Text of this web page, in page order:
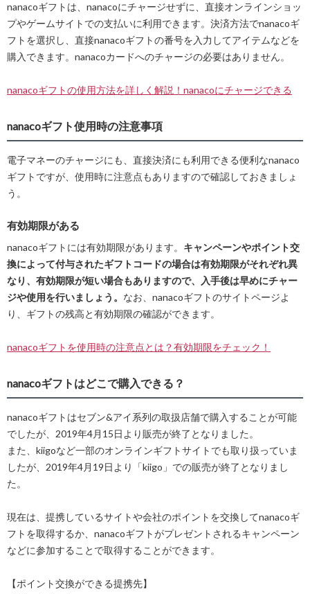
nanacoギフトは、nanacoにチャージせずに、直接オンラインショッ
プやゲームサイトでの支払いに利用できます。決済方法でnanacoギ
フトを選択し、直接nanacoギフトの番号を入力してアイテムなどを
購入できます。nanacoカードへのチャージの必要はありません。
nanacoギフトの使用方法を詳しく解説！nanacoにチャージできる
nanacoギフト使用時の注意事項
電子マネーのチャージにも、直接決済にも利用できる便利なnanaco
ギフトですが、使用時に注意点もありますので確認しておきましょ
う。
有効期限がある
nanacoギフトには有効期限があります。 キャンペーンやポイント交
換によって付与されたギフトコードの場合は有効期限がそれぞれ異
なり、有効期限が短い場合もありますので、入手後は早めにチャー
ジや使用を行いましょう。 なお、nanacoギフトのサイトページよ
り、ギフトの残高と有効期限の確認ができます。
nanacoギフトを使用時の注意点とは？有効期限をチェック！
nanacoギフトはどこで購入できる？
nanacoギフトはセブン&アイ系列の取扱店舗で購入することが可能
でしたが、2019年4月15日より販売が終了となりました。
また、kiigoなど一部のオンラインギフトサイトでも取り扱っていま
したが、2019年4月19日より「kiigo」での販売が終了となりまし
た。
現在は、提携しているサイトや会社のポイントを交換してnanacoギ
フトを取得するか、nanacoギフトがプレゼントされるキャンペーン
などに参加することで取得することができます。
【ポイント交換ができる提携先】